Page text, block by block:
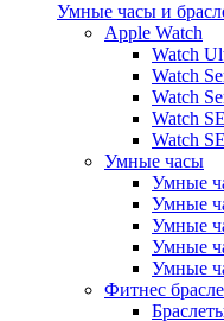
Умные часы и
Apple Watch
Watch
Watch
Watch
Watch
Watch
Умные часы
Умные
Умные
Умные
Умные
Умные
Фитнес